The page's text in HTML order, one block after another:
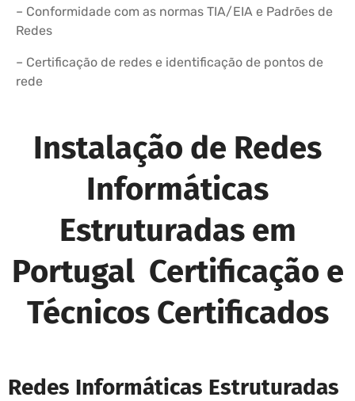
– Conformidade com as normas TIA/EIA e Padrões de
Redes
– Certificação de redes e identificação de pontos de
rede
Instalação de Redes
Informáticas
Estruturadas em
Portugal Certificação e
Técnicos Certificados
Redes Informáticas Estruturadas